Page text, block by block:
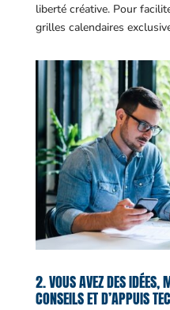
liberté créative. Pour
grilles calendaires
2. VOUS AVEZ DES IDÉES,
CONSEILS ET D’APPUIS